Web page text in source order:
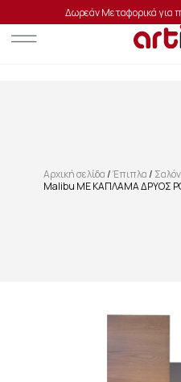
Δωρεάν Μεταφορικά για
Αρχική σελίδα/Έπιπλα/
Malibu ΜΕ ΚΑΠΛΑΜΑ ΔΡΥΟΣ